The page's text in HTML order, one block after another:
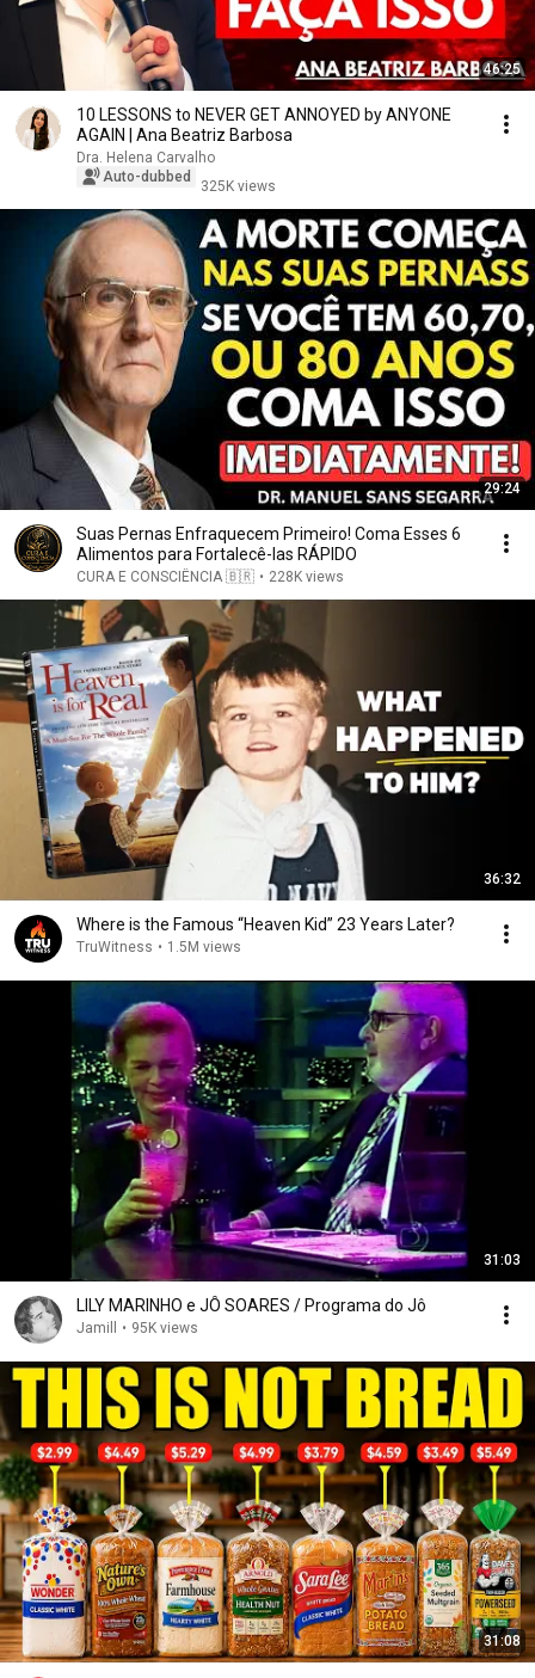
46:25
10 LESSONS to NEVER GET ANNOYED by ANYONE
AGAIN | Ana Beatriz Barbosa
Dra. Helena Carvalho
Auto-dubbed
325K views
29:24
Suas Pernas Enfraquecem Primeiro! Coma Esses 6
Alimentos para Fortalecê-las RÁPIDO
CURA E CONSCIÊNCIA 🇧🇷 • 228K views
36:32
Where is the Famous “Heaven Kid” 23 Years Later?
TruWitness • 1.5M views
31:03
LILY MARINHO e JÔ SOARES / Programa do Jô
Jamill • 95K views
31:08